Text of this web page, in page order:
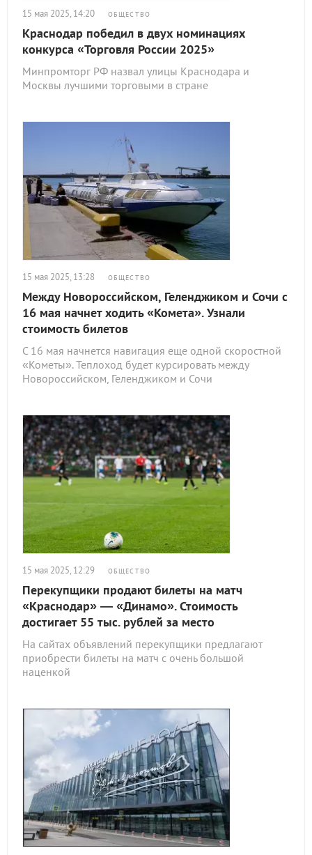
15 мая 2025, 14:20 ОБЩЕСТВО
Краснодар победил в двух номинациях
конкурса «Торговля России 2025»
Минпромторг РФ назвал улицы Краснодара и
Москвы лучшими торговыми в стране
15 мая 2025, 13:28 ОБЩЕСТВО
Между Новороссийском, Геленджиком и Сочи с
16 мая начнет ходить «Комета». Узнали
стоимость билетов
С 16 мая начнется навигация еще одной скоростной
«Кометы». Теплоход будет курсировать между
Новороссийском, Геленджиком и Сочи
15 мая 2025, 12:29 ОБЩЕСТВО
Перекупщики продают билеты на матч
«Краснодар» — «Динамо». Стоимость
достигает 55 тыс. рублей за место
На сайтах объявлений перекупщики предлагают
приобрести билеты на матч с очень большой
наценкой